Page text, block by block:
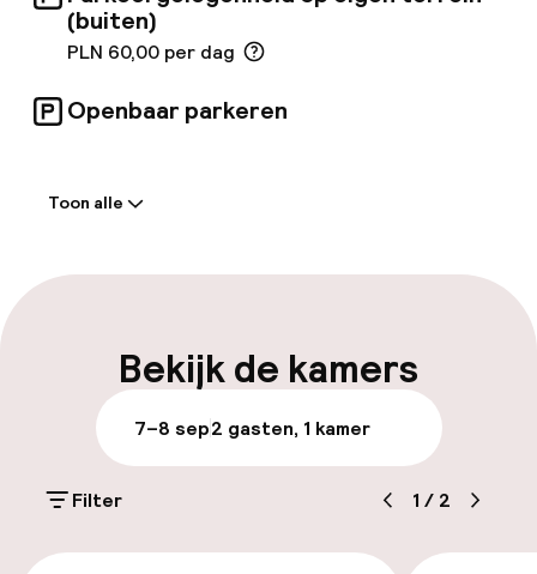
(buiten)
PLN 60,00 per dag
Openbaar parkeren
Meertalige medewerkers
Parkeren & mobiliteit
Parkeergelegenheid op eigen terrein
(buiten)
Toon alle
Bekijk de kamers
7–8 sep2 gasten, 1 kamer
Filter 1 / 2